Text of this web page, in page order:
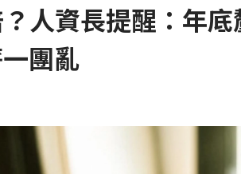
人資長提醒：年
團亂